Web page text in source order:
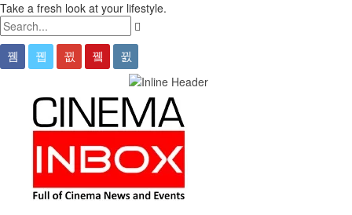
Take a fresh look at your lifestyle.